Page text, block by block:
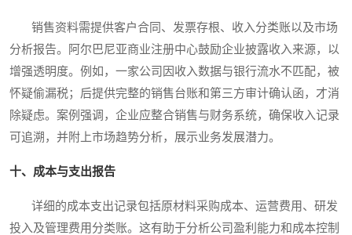
销售资料需提供客户合同、发票存根、收入分类账以及市场
分析报告。阿尔巴尼亚商业注册中心鼓励企业披露收入来源，以
增强透明度。例如，一家公司因收入数据与银行流水不匹配，被
怀疑偷漏税；后提供完整的销售台账和第三方审计确认函，才消
除疑虑。案例强调，企业应整合销售与财务系统，确保收入记录
可追溯，并附上市场趋势分析，展示业务发展潜力。
十、成本与支出报告
详细的成本支出记录包括原材料采购成本、运营费用、研发
投入及管理费用分类账。这有助于分析公司盈利能力和成本控制